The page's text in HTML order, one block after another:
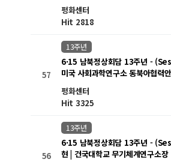
평화센터
Hit 2818
57
13주년
6·15 남북정상회담 13주년 -
미국 사회과학연구소 동북아협력
평화센터
Hit 3325
56
13주년
6·15 남북정상회담 13주년 -
현 | 건국대학교 무기체계연구소장